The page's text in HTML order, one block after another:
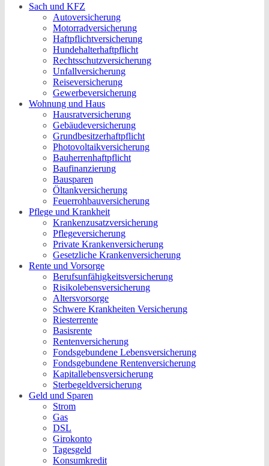
Sach und KFZ
Autoversicherung
Motorradversicherung
Haftpflichtversicherung
Hundehalterhaftpflicht
Rechtsschutzversicherung
Unfallversicherung
Reiseversicherung
Gewerbeversicherung
Wohnung und Haus
Hausratversicherung
Gebäudeversicherung
Grundbesitzerhaftpflicht
Photovoltaikversicherung
Bauherrenhaftpflicht
Baufinanzierung
Bausparen
Öltankversicherung
Feuerrohbauversicherung
Pflege und Krankheit
Krankenzusatzversicherung
Pflegeversicherung
Private Krankenversicherung
Gesetzliche Krankenversicherung
Rente und Vorsorge
Berufs­unfähigkeitsversicherung
Risikolebensversicherung
Altersvorsorge
Schwere Krankheiten Versicherung
Riesterrente
Basisrente
Rentenversicherung
Fondsgebundene Lebensversicherung
Fondsgebundene Rentenversicherung
Kapitallebensversicherung
Sterbegeldversicherung
Geld und Sparen
Strom
Gas
DSL
Girokonto
Tagesgeld
Konsumkredit